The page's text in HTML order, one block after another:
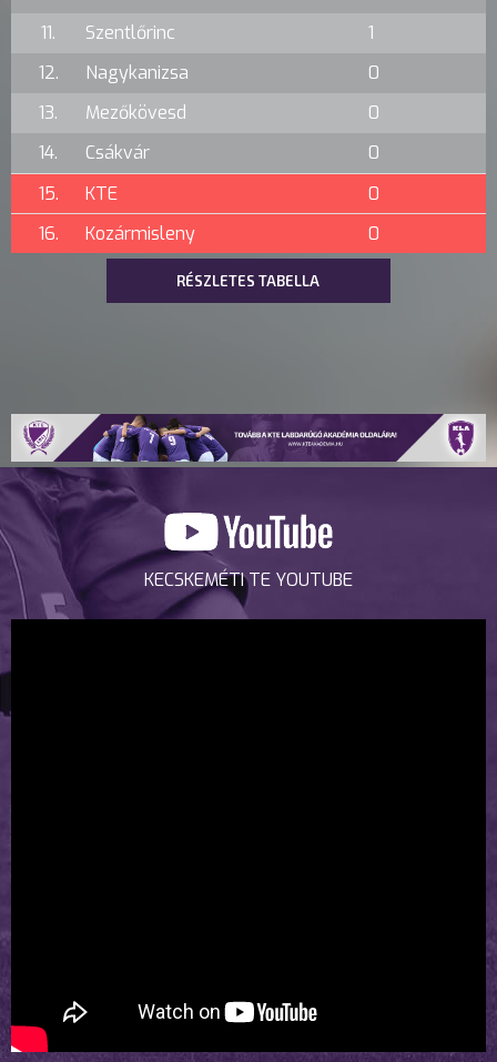
11.
Szentlőrinc
1
12.
Nagykanizsa
0
13.
Mezőkövesd
0
14.
Csákvár
0
15.
KTE
0
16.
Kozármisleny 0
RÉSZLETES TABELLA
KECSKEMÉTI TE YOUTUBE